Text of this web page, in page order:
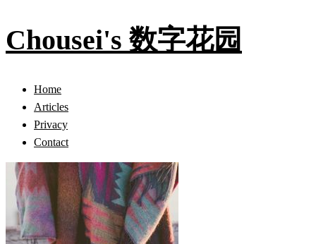
Chousei's 数字花园
Home
Articles
Privacy
Contact